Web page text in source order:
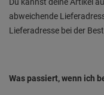
abweichende
Lieferadresse bei der
Was passiert, wenn ich